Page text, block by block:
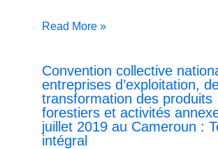
Read More »
Convention collective
entreprises d’exploitation,
transformation des produits
forestiers et activités
juillet 2019 au Cameroun :
intégral